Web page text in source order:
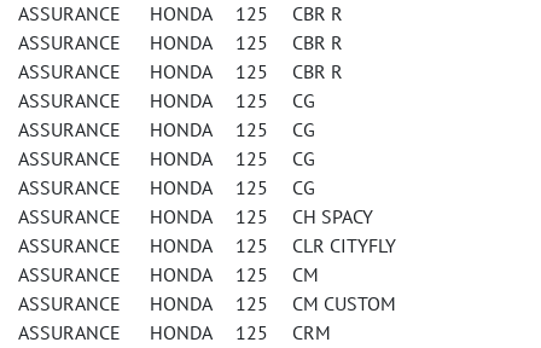
ASSURANCE HONDA 125 CBR R
ASSURANCE HONDA 125 CBR R
ASSURANCE HONDA 125 CBR R
ASSURANCE HONDA 125 CG
ASSURANCE HONDA 125 CG
ASSURANCE HONDA 125 CG
ASSURANCE HONDA 125 CG
ASSURANCE HONDA 125 CH SPACY
ASSURANCE HONDA 125 CLR CITYFLY
ASSURANCE HONDA 125 CM
ASSURANCE HONDA 125 CM CUSTOM
ASSURANCE HONDA 125 CRM